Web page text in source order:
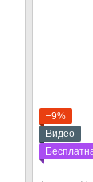
−9%
Видео